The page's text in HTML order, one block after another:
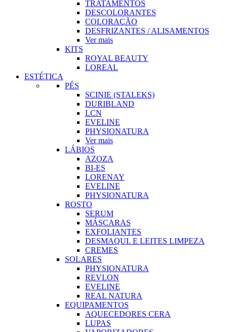
TRATAMENTOS
DESCOLORANTES
COLORAÇÃO
DESFRIZANTES / ALISAMENTOS
Ver mais
KITS
ROYAL BEAUTY
LOREAL
ESTÉTICA
PÉS
SCINIE (STALEKS)
DURIBLAND
LCN
EVELINE
PHYSIONATURA
Ver mais
LÁBIOS
AZOZA
BI-ES
LORENAY
EVELINE
PHYSIONATURA
ROSTO
SERUM
MÁSCARAS
EXFOLIANTES
DESMAQUI. E LEITES LIMPEZA
CREMES
SOLARES
PHYSIONATURA
REVLON
EVELINE
REAL NATURA
EQUIPAMENTOS
AQUECEDORES CERA
LUPAS